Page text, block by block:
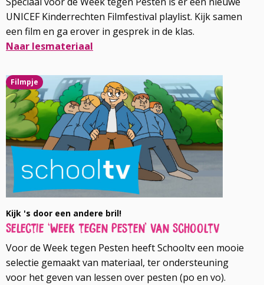
UNICEF Kinderrechten Filmfestival playlist. Kijk samen
een film en ga erover in gesprek in de klas.
Naar lesmateriaal
meer
over
Filmpje
Kijk 's door een andere bril!
Selectie ‘Week tegen Pesten’ van Schooltv
Voor de Week tegen Pesten heeft Schooltv een mooie
selectie gemaakt van materiaal, ter ondersteuning
voor het geven van lessen over pesten (po en vo).